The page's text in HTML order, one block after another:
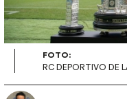
FOTO:
RC DEPORTIVO DE